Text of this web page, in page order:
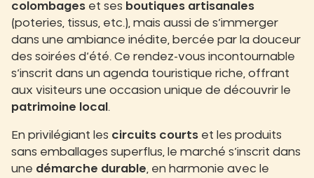
colombages et ses boutiques artisanales
(poteries, tissus, etc.), mais aussi de s’immerger
dans une ambiance inédite, bercée par la douceur
des soirées d’été. Ce rendez-vous incontournable
s’inscrit dans un agenda touristique riche, offrant
aux visiteurs une occasion unique de découvrir le
patrimoine local .
En privilégiant les circuits courts et les produits
sans emballages superflus, le marché s’inscrit dans
une démarche durable, en harmonie avec le